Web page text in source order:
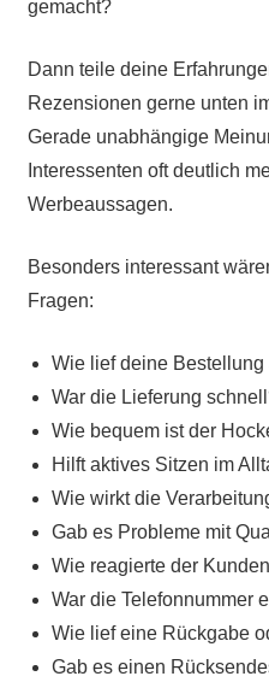
gemacht?
Dann teile deine
Rezensionen gerne unten
Gerade unabhängige
Interessenten oft deutlich
Werbeaussagen.
Besonders interessant
Fragen:
Wie lief deine Bestellung
War die Lieferung
Wie bequem ist der
Hilft aktives Sitzen im
Wie wirkt die
Gab es Probleme mit
Wie reagierte der
War die Telefonnummer
Wie lief eine Rückgabe
Gab es einen